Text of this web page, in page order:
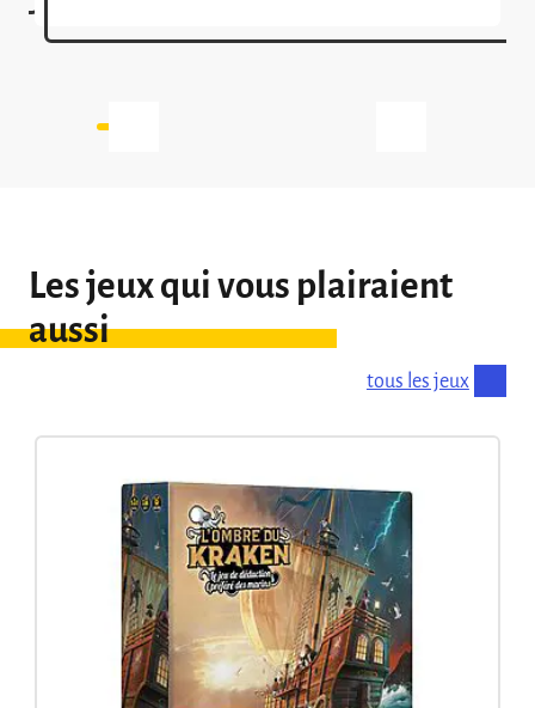
tout le monde ? Non, assurément ! Mais ce
Les jeux qui vous plairaient
aussi
tous les jeux